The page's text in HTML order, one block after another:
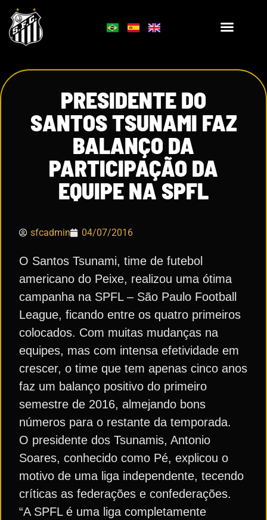
PRESIDENTE DO
SANTOS TSUNAMI FAZ
BALANÇO DA
PARTICIPAÇÃO DA
EQUIPE NA SPFL
sfcadmin 04/07/2016
O Santos Tsunami, time de futebol
americano do Peixe, realizou uma ótima
campanha na SPFL – São Paulo Football
League, ficando entre os quatro primeiros
colocados. Com muitas mudanças na
equipes, mas com intensa efetividade em
crescer, o time que tem apenas cinco anos
faz um balanço positivo do primeiro
semestre de 2016, almejando bons
números para o restante da temporada.
O presidente dos Tsunamis, Antonio
Soares, conhecido como Pé, explicou o
motivo de uma liga independente, tecendo
críticas as federações e confederações.
“A SPFL é uma liga completamente